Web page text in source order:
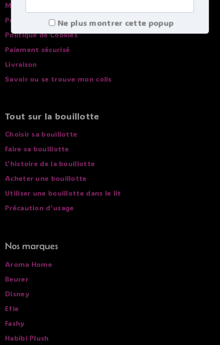
Mentions légales
Politique de confidentialité
Politique de Cookies
Paiement sécurisé
Livraison
Savoir ou se trouve mon colis
Tout sur la bouillotte
Choisir sa bouillotte
Faire sa bouillotte
L'histoire de la bouillotte
Acheter une bouillotte
Utiliser une bouillotte dans le lit
Précaution d'usage
Nos marques
Aroma Home
Beurer
Disney
Efie
Fashy
Habibi Plush
Ne plus montrer cette popup